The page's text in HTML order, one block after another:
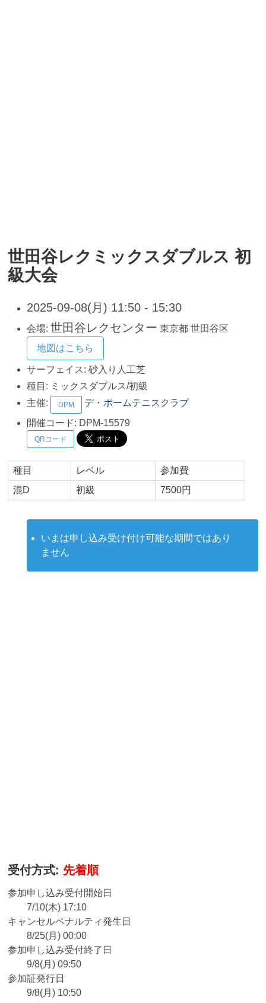
世田谷レクミックスダブルス 初
級大会
2025-09-08(月) 11:50 - 15:30
会場: 世田谷レクセンター 東京都 世田谷区
地図はこちら
サーフェイス: 砂入り人工芝
種目: ミックスダブルス/初級
主催:
DPM
デ・ポームテニスクラブ
開催コード: DPM-15579
QRコード
種目 レベル
参加費
混D
初級 7500円
いまは申し込み受け付け可能な期間ではあり
ません
受付方式: 先着順
参加申し込み受付開始日
7/10(木) 17:10
キャンセルペナルティ発生日
8/25(月) 00:00
参加申し込み受付終了日
9/8(月) 09:50
参加証発行日
9/8(月) 10:50